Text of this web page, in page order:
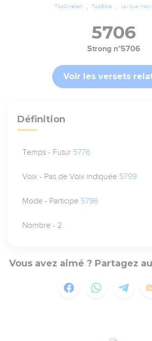
TopChrétien TopBible Lexique
5706
Strong n°5706
Voir les versets
Définition
Temps - Futur 5776
Voix - Pas de Voix indiquée 5799
Mode - Participe 5796
Nombre - 2
Vous avez aimé ? Partagez